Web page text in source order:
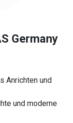
Germany
Anrichten und
und moderne